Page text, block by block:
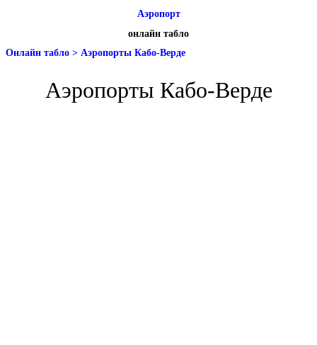
Аэропорт
онлайн табло
Онлайн табло > Аэропорты Кабо-Верде
Аэропорты Кабо-Верде